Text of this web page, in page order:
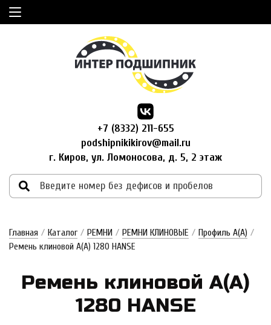
+7 (8332) 211-655
podshipnikikirov@mail.ru
г. Киров, ул. Ломоносова, д. 5, 2 этаж
Главная / Каталог / РЕМНИ / РЕМНИ КЛИНОВЫЕ / Профиль A(А) /
Ремень клиновой А(А) 1280 HANSE
Ре­мень кли­но­вой А(А)
1280 HANSE